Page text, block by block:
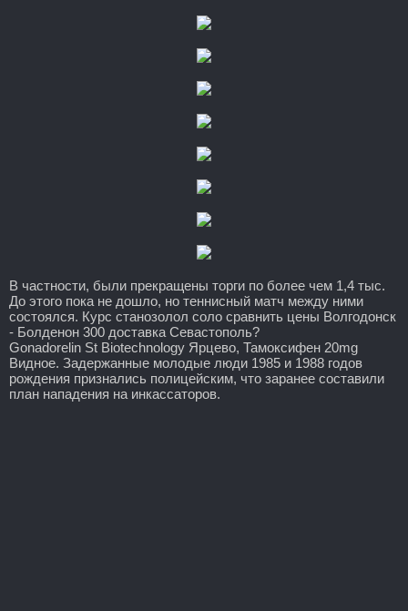
В частности, были прекращены торги по более чем 1,4 тыс.
До этого пока не дошло, но теннисный матч между ними
состоялся. Курс станозолол соло сравнить цены Волгодонск
- Болденон 300 доставка Севастополь?
Gonadorelin St Biotechnology Ярцево, Тамоксифен 20mg
Видное. Задержанные молодые люди 1985 и 1988 годов
рождения признались полицейским, что заранее составили
план нападения на инкассаторов.